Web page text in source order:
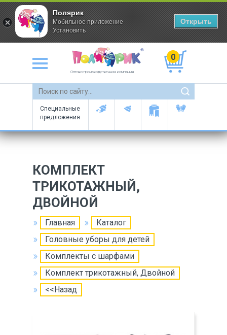
Оптово-производственная компания
0
Специальные
предложения
КОМПЛЕКТ
ТРИКОТАЖНЫЙ,
ДВОЙНОЙ
Главная
Каталог
Головные уборы для детей
Комплекты с шарфами
Комплект трикотажный, Двойной
<<Назад
Полярик
Мобильное приложение
Установить
Открыть